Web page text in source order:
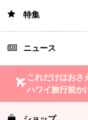
特集
ニュース
これだけはおさ
ハワイ旅行前か